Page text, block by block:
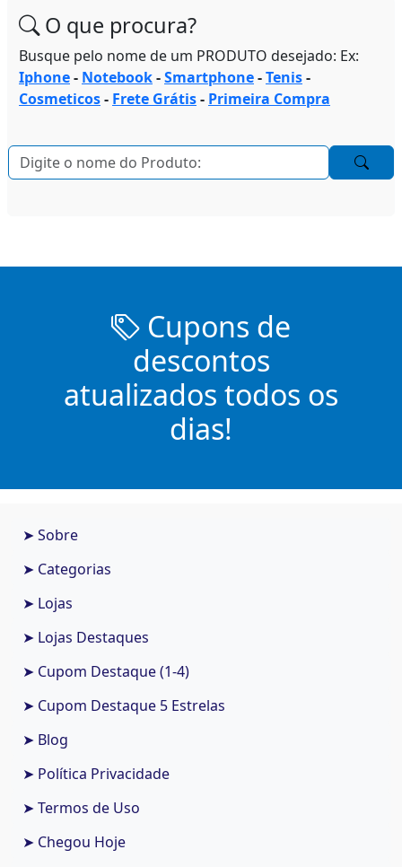
O que procura?
Busque pelo nome de um PRODUTO desejado: Ex:
Iphone- Notebook-Smartphone-Tenis-
Cosmeticos- Frete Grátis- Primeira Compra
Cupons de
descontos
atualizados todos os
dias!
➤ Sobre
➤ Categorias
➤ Lojas
➤ Lojas Destaques
➤ Cupom Destaque (1-4)
➤ Cupom Destaque 5 Estrelas
➤ Blog
➤ Política Privacidade
➤ Termos de Uso
➤ Chegou Hoje